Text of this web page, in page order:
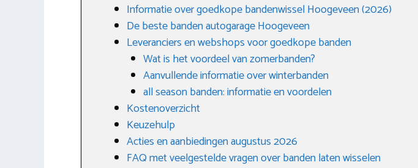
Informatie over goedkope bandenwissel Hoogeveen (2026)
De beste banden autogarage Hoogeveen
Leveranciers en webshops voor goedkope banden
Wat is het voordeel van zomerbanden?
Aanvullende informatie over winterbanden
all season banden: informatie en voordelen
Kostenoverzicht
Keuzehulp
Acties en aanbiedingen augustus 2026
FAQ met veelgestelde vragen over banden laten wisselen